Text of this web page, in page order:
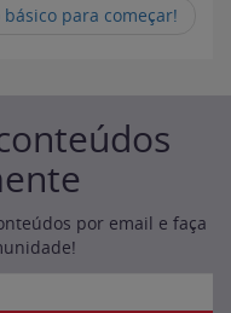
para começar!
por email e faça